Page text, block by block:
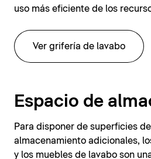
uso más eficiente de los
Ver grifería de lavabo
Espacio de
Para disponer de superficies
almacenamiento adicionales,
y los muebles de lavabo son